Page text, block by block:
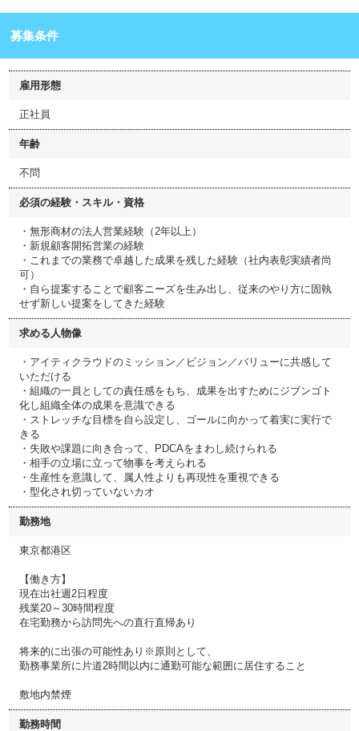
募集条件
雇用形態
正社員
年齢
不問
必須の経験・スキル・資格
・無形商材の法人営業経験（2年以上）
・新規顧客開拓営業の経験
・これまでの業務で卓越した成果を残した経験（社内表彰実績者尚
可）
・自ら提案することで顧客ニーズを生み出し、従来のやり方に固執
せず新しい提案をしてきた経験
求める人物像
・アイティクラウドのミッション／ビジョン／バリューに共感して
いただける
・組織の一員としての責任感をもち、成果を出すためにジブンゴト
化し組織全体の成果を意識できる
・ストレッチな目標を自ら設定し、ゴールに向かって着実に実行で
きる
・失敗や課題に向き合って、PDCAをまわし続けられる
・相手の立場に立って物事を考えられる
・生産性を意識して、属人性よりも再現性を重視できる
・型化され切っていないカオ
勤務地
東京都港区
【働き方】
現在出社週2日程度
残業20～30時間程度
在宅勤務から訪問先への直行直帰あり
将来的に出張の可能性あり※原則として、
勤務事業所に片道2時間以内に通勤可能な範囲に居住すること
敷地内禁煙
勤務時間